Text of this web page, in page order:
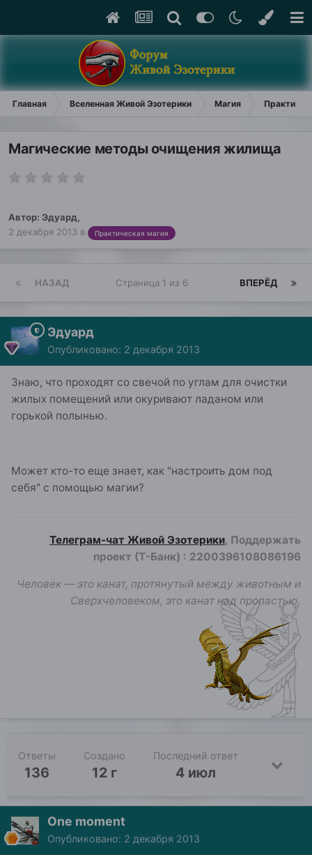
Главная Вселенная Живой Эзотерики Магия
Магические методы очищения жилища
Автор: Эдуард,
2 декабря 2013 в Практическая магия
НАЗАД ВПЕРЁД
Страница 1 из 6
Эдуард
Опубликовано: 2 декабря 2013
Знаю, что проходят со свечой по углам для очистки
жилых помещений или окуривают ладаном или
горькой полынью.
Может кто-то еще знает, как "настроить дом под
себя" с помощью магии?
Телеграм-чат Живой Эзотерики, Поддержать
проект (Т-Банк) : 2200396108086196
Человек — это канат, протянутый между животным и
Сверхчеловеком, это канат над пропастью.
Ответы
136
Создано
12 г
Последний ответ
4 июл
One moment
Опубликовано: 2 декабря 2013